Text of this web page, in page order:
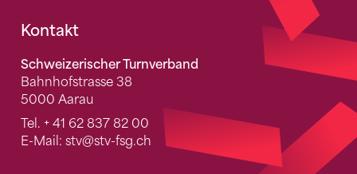
Fusszeile
Kontakt
Schweizerischer Turnverband
Bahnhofstrasse 38
5000 Aarau
Tel. + 41 62 837 82 00
E-Mail: stv@stv-fsg.ch